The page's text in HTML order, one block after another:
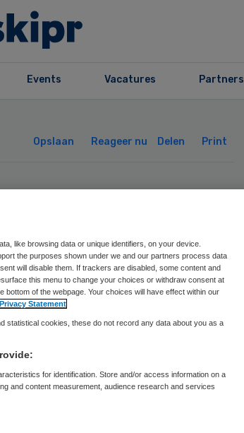
Events Vacatures Partners
Opslaan Reageer nu Delen Print
like browsing data or unique identifiers, on your device.
the purposes shown under we and our partners process data
will disable them. If trackers are disabled, some content and
this menu to change your choices or withdraw consent at
of the webpage. Your choices will have effect within our
Privacy Statement
statistical cookies, these do not record any data about you as a
for identification. Store and/or access information on a
and content measurement, audience research and services